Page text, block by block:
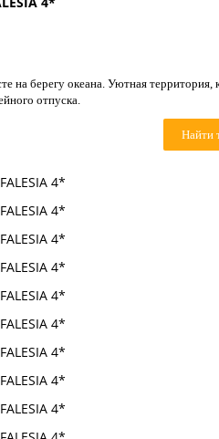
на берегу океана. Уютная территория,
отпуска.
Найти